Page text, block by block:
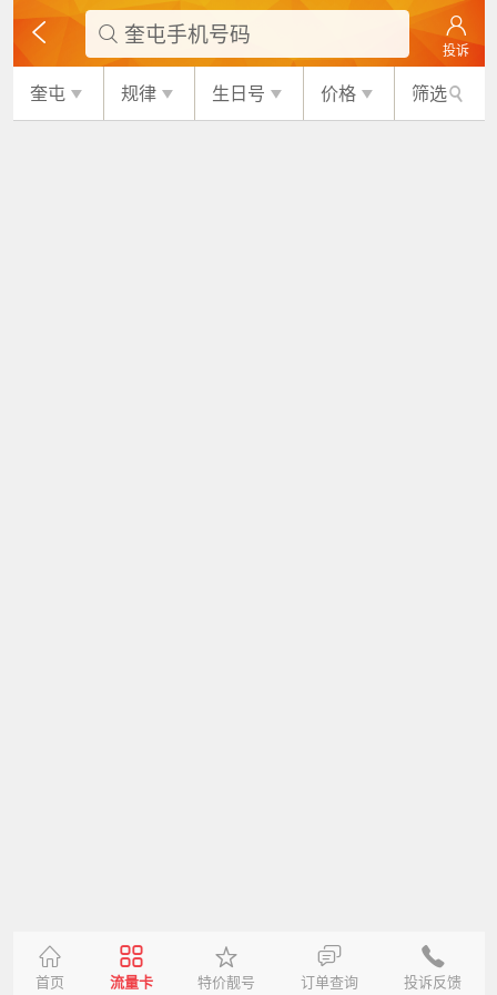
 奎屯手机号码
投诉
奎屯 规律 生日号 价格 筛选
首页 流量卡 特价靓号 订单查询 投诉反馈